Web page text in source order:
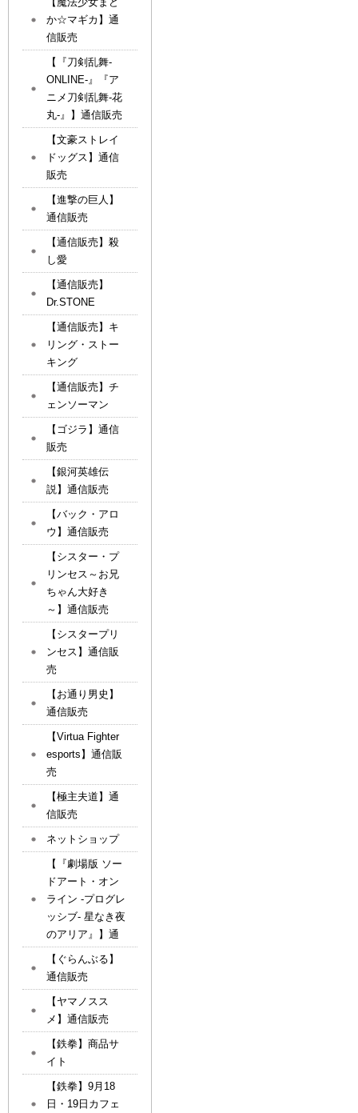
か☆マギカ】通
信販売
【『刀剣乱舞-
ONLINE-』『ア
ニメ刀剣乱舞-花
丸-』】通信販売
【文豪ストレイ
ドッグス】通信
販売
【進撃の巨人】
通信販売
【通信販売】殺
し愛
【通信販売】
Dr.STONE
【通信販売】キ
リング・ストー
キング
【通信販売】チ
ェンソーマン
【ゴジラ】通信
販売
【銀河英雄伝
説】通信販売
【バック・アロ
ウ】通信販売
【シスター・プ
リンセス～お兄
ちゃん大好き
～】通信販売
【シスタープリ
ンセス】通信販
売
【お通り男史】
通信販売
【Virtua Fighter
esports】通信販
売
【極主夫道】通
信販売
ネットショップ
【『劇場版 ソー
ドアート・オン
ライン -プログレ
ッシブ- 星なき夜
のアリア』】通
【ぐらんぶる】
通信販売
【ヤマノスス
メ】通信販売
【鉄拳】商品サ
イト
【鉄拳】9月18
日・19日カフェ